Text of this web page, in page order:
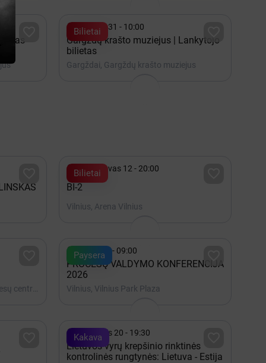
Bilietai
Gruodis 31 - 10:00
Gargždų krašto muziejus | Lankytojo
bilietas
Gargždai, Gargždų krašto muziejus
Bilietai
2027 Kovas 12 - 20:00
BI-2
Vilnius, Arena Vilnius
Paysera 
Spalis 22 - 09:00
PROCESŲ VALDYMO KONFERENCIJA
2026
Vilnius, Vilnius Park Plaza
Kakava
 Rugpjūtis 20 - 19:30
Lietuvos vyrų krepšinio rinktinės
kontrolinės rungtynės: Lietuva - Estija